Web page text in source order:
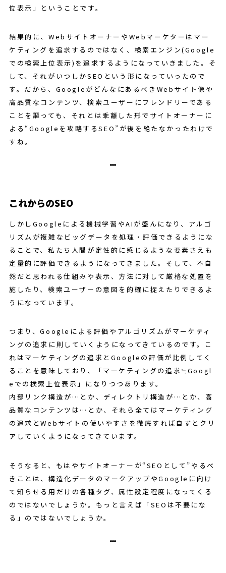
位表示」ということです。
結果的に、WebサイトオーナーやWebマーケターはマー
ケティングを追求するのではなく、検索エンジン(Google
での検索上位表示)を追求するようになっていきました。そ
して、それがいつしかSEOという形になっていったので
す。だから、GoogleがどんなにあるべきWebサイト像や
高品質なコンテンツ、検索ユーザーにフレンドリーである
ことを謳っても、それとは乖離した形でサイトオーナーに
よる“Googleを攻略するSEO”が後を絶たなかったわけで
すね。
これからのSEO
しかしGoogleによる機械学習やAIが盛んになり、アルゴ
リズムが複雑なビッグデータを処理・評価できるようにな
ることで、私たち人間が定性的に感じるような要素さえも
定量的に評価できるようになってきました。そして、不自
然だと思われる仕組みや表示、方法に対して厳格な処置を
施したり、検索ユーザーの意図を的確に捉えたりできるよ
うになっています。
つまり、Googleによる評価やアルゴリズムがマーケティ
ングの追求に則していくようになってきているのです。こ
れはマーケティングの追求とGoogleの評価が比例してく
ることを意味しており、「マーケティングの追求≒Googl
eでの検索上位表示」になりつつあります。
内部リンク構造が…とか、ディレクトリ構造が…とか、高
品質なコンテンツは…とか、それら全てはマーケティング
の追求とWebサイトの使いやすさを徹底すれば自ずとクリ
アしていくようになってきています。
そうなると、もはやサイトオーナーが“SEOとして”やるべ
きことは、構造化データのマークアップやGoogleに向け
て知らせる用だけの各種タグ、属性設定程度になってくる
のではないでしょうか。もっと言えば「SEOは不要にな
る」のではないでしょうか。